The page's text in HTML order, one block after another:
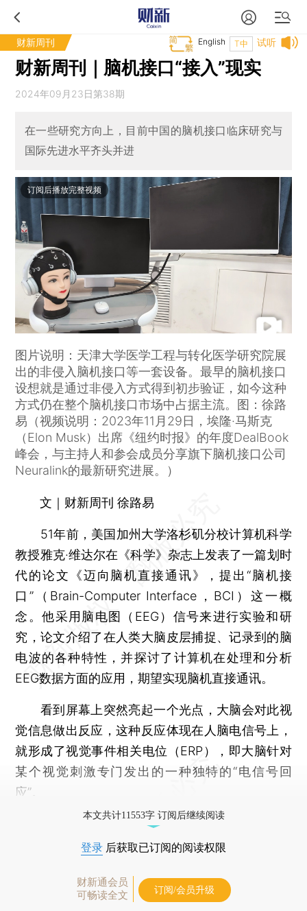
财新周刊 试听
T中
English
财新周刊｜脑机接口“接入”现实
2024年09月23日第38期
在一些研究方向上，目前中国的脑机接口临床研究与
国际先进水平齐头并进
订阅后播放完整视频
图片说明：天津大学医学工程与转化医学研究院展
出的非侵入脑机接口等一套设备。最早的脑机接口
设想就是通过非侵入方式得到初步验证，如今这种
方式仍在整个脑机接口市场中占据主流。图：徐路
易（视频说明：2023年11月29日，埃隆·马斯克
（Elon Musk）出席《纽约时报》的年度DealBook
峰会，与主持人和参会成员分享旗下脑机接口公司
Neuralink的最新研究进展。）
文｜财新周刊 徐路易
51年前，美国加州大学洛杉矶分校计算机科学
教授雅克·维达尔在《科学》杂志上发表了一篇划时
代的论文《迈向脑机直接通讯》，提出“脑机接
口”（Brain-Computer Interface，BCI）这一概
念。他采用脑电图（EEG）信号来进行实验和研
究，论文介绍了在人类大脑皮层捕捉、记录到的脑
电波的各种特性，并探讨了计算机在处理和分析
EEG数据方面的应用，期望实现脑机直接通讯。
看到屏幕上突然亮起一个光点，大脑会对此视
觉信息做出反应，这种反应体现在人脑电信号上，
就形成了视觉事件相关电位（ERP），即大脑针对
某个视觉刺激专门发出的一种独特的“电信号回
应”。
本文共计11553字 订阅后继续阅读
登录 后获取已订阅的阅读权限
财新通会员
可畅读全文
订阅/会员升级